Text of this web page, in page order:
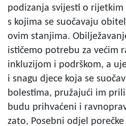
podizanja svijesti o
s kojima se suočavaju
ovim stanjima.
ističemo potrebu za većim
inkluzijom i podrškom, a
i snagu djece koja se
bolestima, pružajući im
budu prihvaćeni i
zato, Posebni odjel